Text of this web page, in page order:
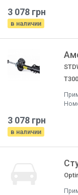
3 078 грн
в наличии
T300
3 078 грн
в наличии